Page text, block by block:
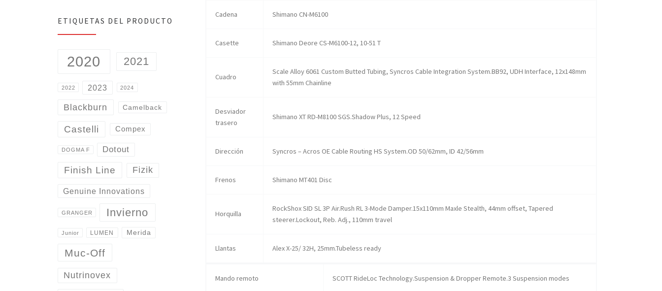
Cadena Shimano CN-M6100
Casette Shimano Deore CS-M6100-12, 10-51 T
Cuadro
Scale Alloy 6061 Custom Butted Tubing, Syncros Cable Integration System.BB92, UDH Interface, 12x148mm
with 55mm Chainline
Desviador
trasero
Shimano XT RD-M8100 SGS.Shadow Plus, 12 Speed
Dirección Syncros – Acros OE Cable Routing HS System.OD 50/62mm, ID 42/56mm
Frenos Shimano MT401 Disc
Horquilla
RockShox SID SL 3P Air.Rush RL 3-Mode Damper.15x110mm Maxle Stealth, 44mm offset, Tapered
steerer.Lockout, Reb. Adj., 110mm travel
Llantas Alex X-25/ 32H, 25mm.Tubeless ready
Mando remoto SCOTT RideLoc Technology.Suspension & Dropper Remote.3 Suspension modes
ETIQUETAS DEL PRODUCTO
2020 2021
2022 2023 2024
Blackburn Camelback
Castelli Compex
DOGMA F Dotout
Finish Line Fizik
Genuine Innovations
GRANGER Invierno
Junior LUMEN Merida
Muc-Off
Nutrinovex